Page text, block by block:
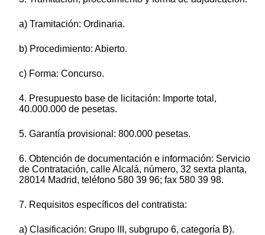
a) Tramitación: Ordinaria.
b) Procedimiento: Abierto.
c) Forma: Concurso.
4. Presupuesto base de licitación: Importe total,
40.000.000 de pesetas.
5. Garantía provisional: 800.000 pesetas.
6. Obtención de documentación e información: Servicio
de Contratación, calle Alcalá, número, 32 sexta planta,
28014 Madrid, teléfono 580 39 96; fax 580 39 98.
7. Requisitos específicos del contratista:
a) Clasificación: Grupo III, subgrupo 6, categoría B).